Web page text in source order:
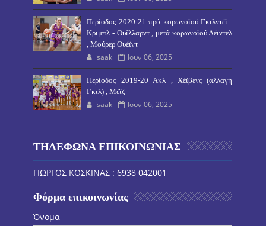
Περίοδος 2020-21 πρό κορωνοϊού Γκιλντέϊ -
Κριμπλ - Ουίλλαρντ , μετά κορωνοϊού Λέϊντελ
, Μούρερ Ουέϊντ
isaak Ιουν 06, 2025
Περίοδος 2019-20 Ακλ , Χέϊβενς (αλλαγή
Γκιλ) , Μέϊζ
isaak Ιουν 06, 2025
ΤΗΛΕΦΩΝΑ ΕΠΙΚΟΙΝΩΝΙΑΣ
ΓΙΩΡΓΟΣ ΚΟΣΚΙΝΑΣ : 6938 042001
Φόρμα επικοινωνίας
Όνομα